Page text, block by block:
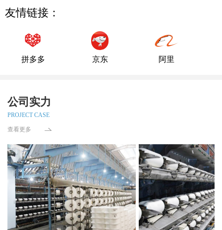
友情链接：
拼多多 京东 阿里
公司实力
PROJECT CASE
查看更多